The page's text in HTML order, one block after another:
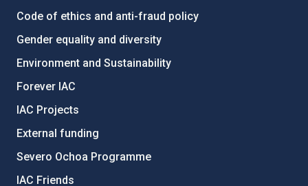
Code of ethics and anti-fraud policy
Gender equality and diversity
Environment and Sustainability
Forever IAC
IAC Projects
External funding
Severo Ochoa Programme
IAC Friends